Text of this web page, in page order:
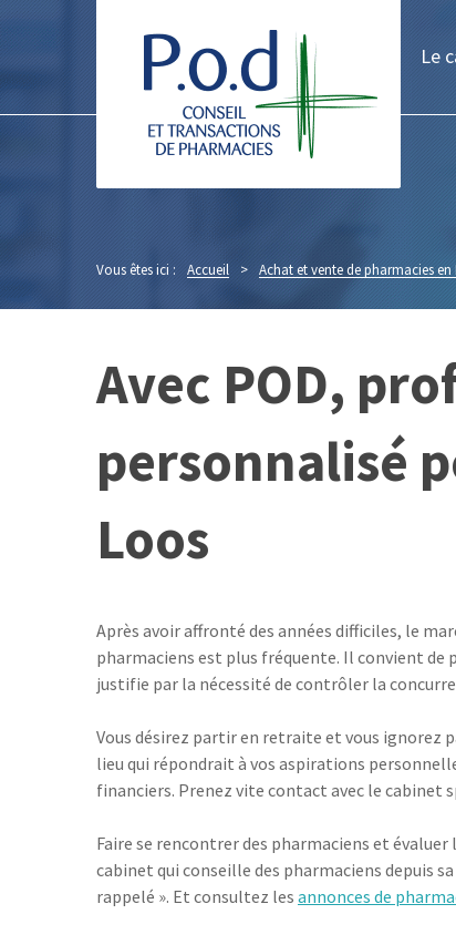
Le
Vous êtes ici : Accueil > Achat et vente de pharmacies en
Avec POD,
personnalisé
Loos
Après avoir affronté des années difficiles, le
pharmaciens est plus fréquente. Il convient de
justifie par la nécessité de contrôler la
Vous désirez partir en retraite et vous ignorez
lieu qui répondrait à vos aspirations
financiers. Prenez vite contact avec le cabinet
Faire se rencontrer des pharmaciens et
cabinet qui conseille des pharmaciens depuis
rappelé ». Et consultez les annonces de